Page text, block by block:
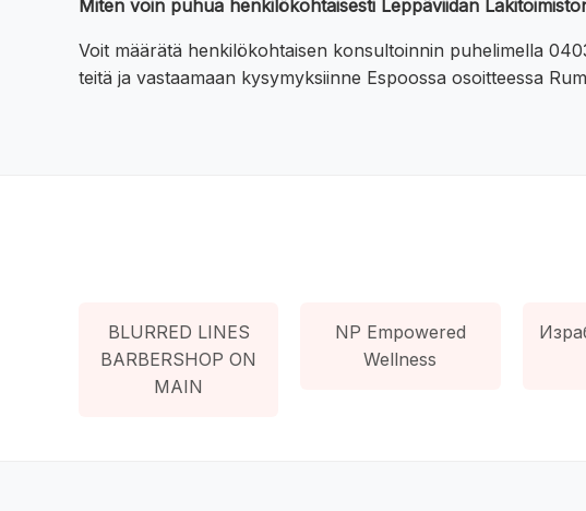
Miten voin puhua henkilökohtaisesti Leppäviidan
Voit määrätä henkilökohtaisen konsultoinnin puhelimella
teitä ja vastaamaan kysymyksiinne Espoossa osoitteessa
BLURRED LINES
BARBERSHOP ON
MAIN
NP Empowered
Wellness